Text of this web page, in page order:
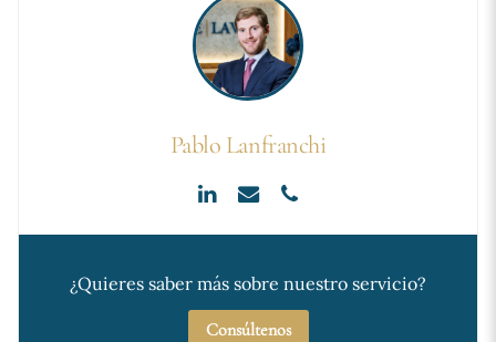
Pablo Lanfranchi
¿Quieres saber más sobre nuestro servicio?
Consúltenos